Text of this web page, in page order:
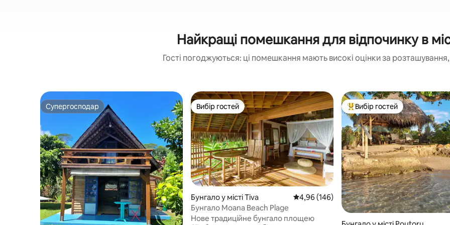
Найкращі помешкання для відпочинку в
Гості погоджуються: ці помешкання мають високі оцінки за
Супергосподар
Супергосподар Вибір гостей
Вибір гостей
Бунгало у місті Tiva Середня оцінка: 4,96 з 5, відгуки: 146
4,96 (146)
Бунгало Moana Beach Plage
Нове традиційне бунгало площею
Топ вибір гостей
Вибір гостей